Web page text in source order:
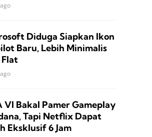
Diduga Siapkan Ikon
Baru, Lebih Minimalis
VI Bakal Pamer Gameplay
Tapi Netflix Dapat
Eksklusif 6 Jam